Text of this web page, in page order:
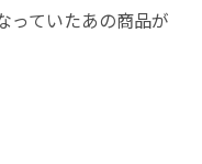
っていたあの商品が